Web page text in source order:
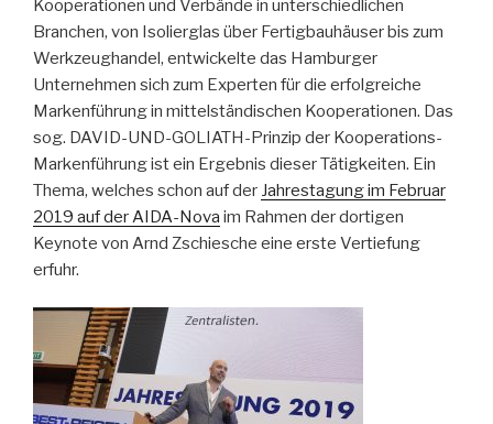
Kooperationen und Verbände in unterschiedlichen
Branchen, von Isolierglas über Fertigbauhäuser bis zum
Werkzeughandel, entwickelte das Hamburger
Unternehmen sich zum Experten für die erfolgreiche
Markenführung in mittelständischen Kooperationen. Das
sog. DAVID-UND-GOLIATH-Prinzip der Kooperations-
Markenführung ist ein Ergebnis dieser Tätigkeiten. Ein
Thema, welches schon auf der Jahrestagung im Februar
2019 auf der AIDA-Nova im Rahmen der dortigen
Keynote von Arnd Zschiesche eine erste Vertiefung
erfuhr.